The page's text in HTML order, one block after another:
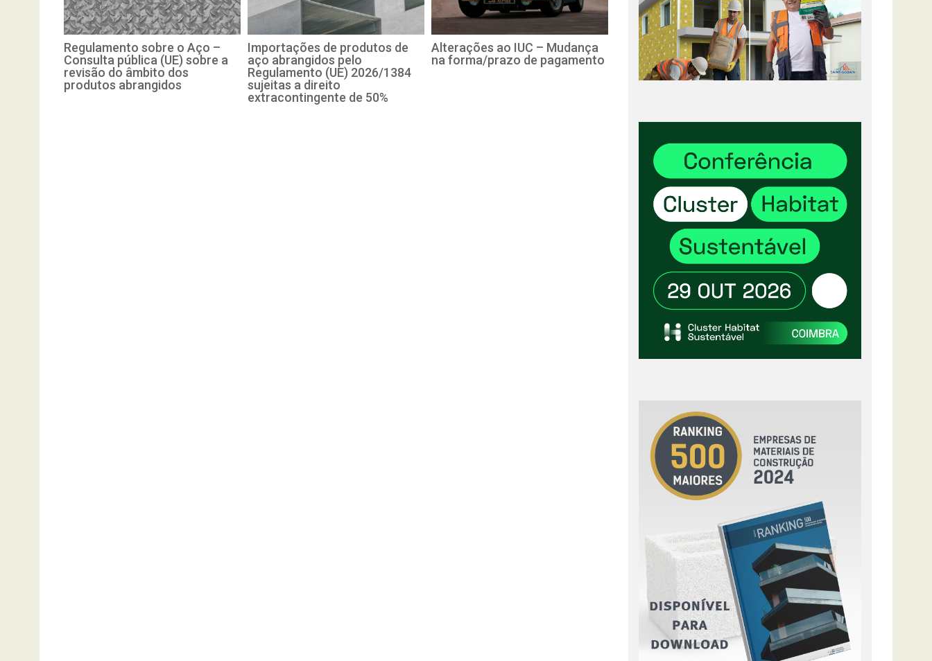
Regulamento sobre o Aço –
Consulta pública (UE) sobre a
revisão do âmbito dos
produtos abrangidos
Importações de produtos de
aço abrangidos pelo
Regulamento (UE) 2026/1384
sujeitas a direito
extracontingente de 50%
Alterações ao IUC – Mudança
na forma/prazo de pagamento